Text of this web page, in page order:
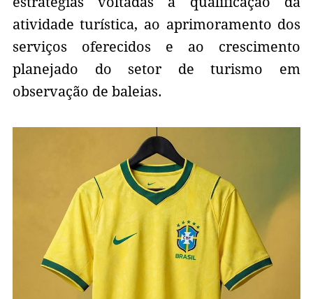
atividade turística, ao aprimoramento dos
serviços oferecidos e ao crescimento
planejado do setor de turismo em
observação de baleias.